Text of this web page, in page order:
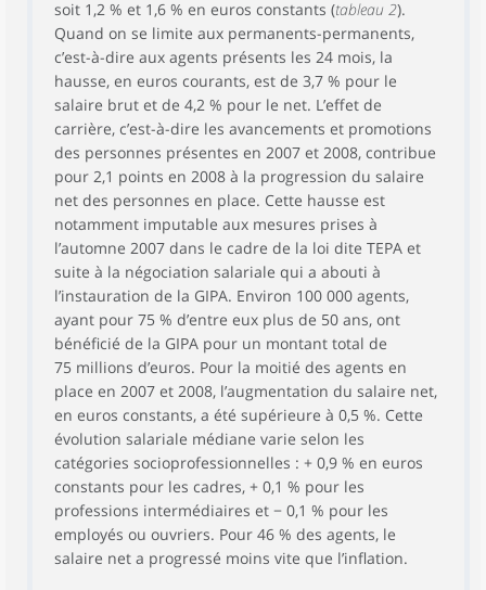
soit 1,2 % et 1,6 % en euros constants (tableau 2).
Quand on se limite aux permanents-permanents,
c’est-à-dire aux agents présents les 24 mois, la
hausse, en euros courants, est de 3,7 % pour le
salaire brut et de 4,2 % pour le net. L’effet de
carrière, c’est-à-dire les avancements et promotions
des personnes présentes en 2007 et 2008, contribue
pour 2,1 points en 2008 à la progression du salaire
net des personnes en place. Cette hausse est
notamment imputable aux mesures prises à
l’automne 2007 dans le cadre de la loi dite TEPA et
suite à la négociation salariale qui a abouti à
l’instauration de la GIPA. Environ 100 000 agents,
ayant pour 75 % d’entre eux plus de 50 ans, ont
bénéficié de la GIPA pour un montant total de
75 millions d’euros. Pour la moitié des agents en
place en 2007 et 2008, l’augmentation du salaire net,
en euros constants, a été supérieure à 0,5 %. Cette
évolution salariale médiane varie selon les
catégories socioprofessionnelles : + 0,9 % en euros
constants pour les cadres, + 0,1 % pour les
professions intermédiaires et − 0,1 % pour les
employés ou ouvriers. Pour 46 % des agents, le
salaire net a progressé moins vite que l’inflation.